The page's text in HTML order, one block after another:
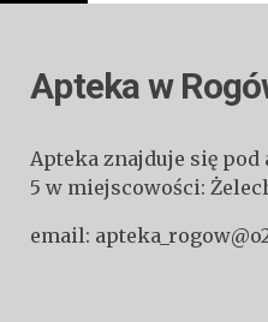
Apteka w
Apteka znajduje się pod
5 w miejscowości:
email: